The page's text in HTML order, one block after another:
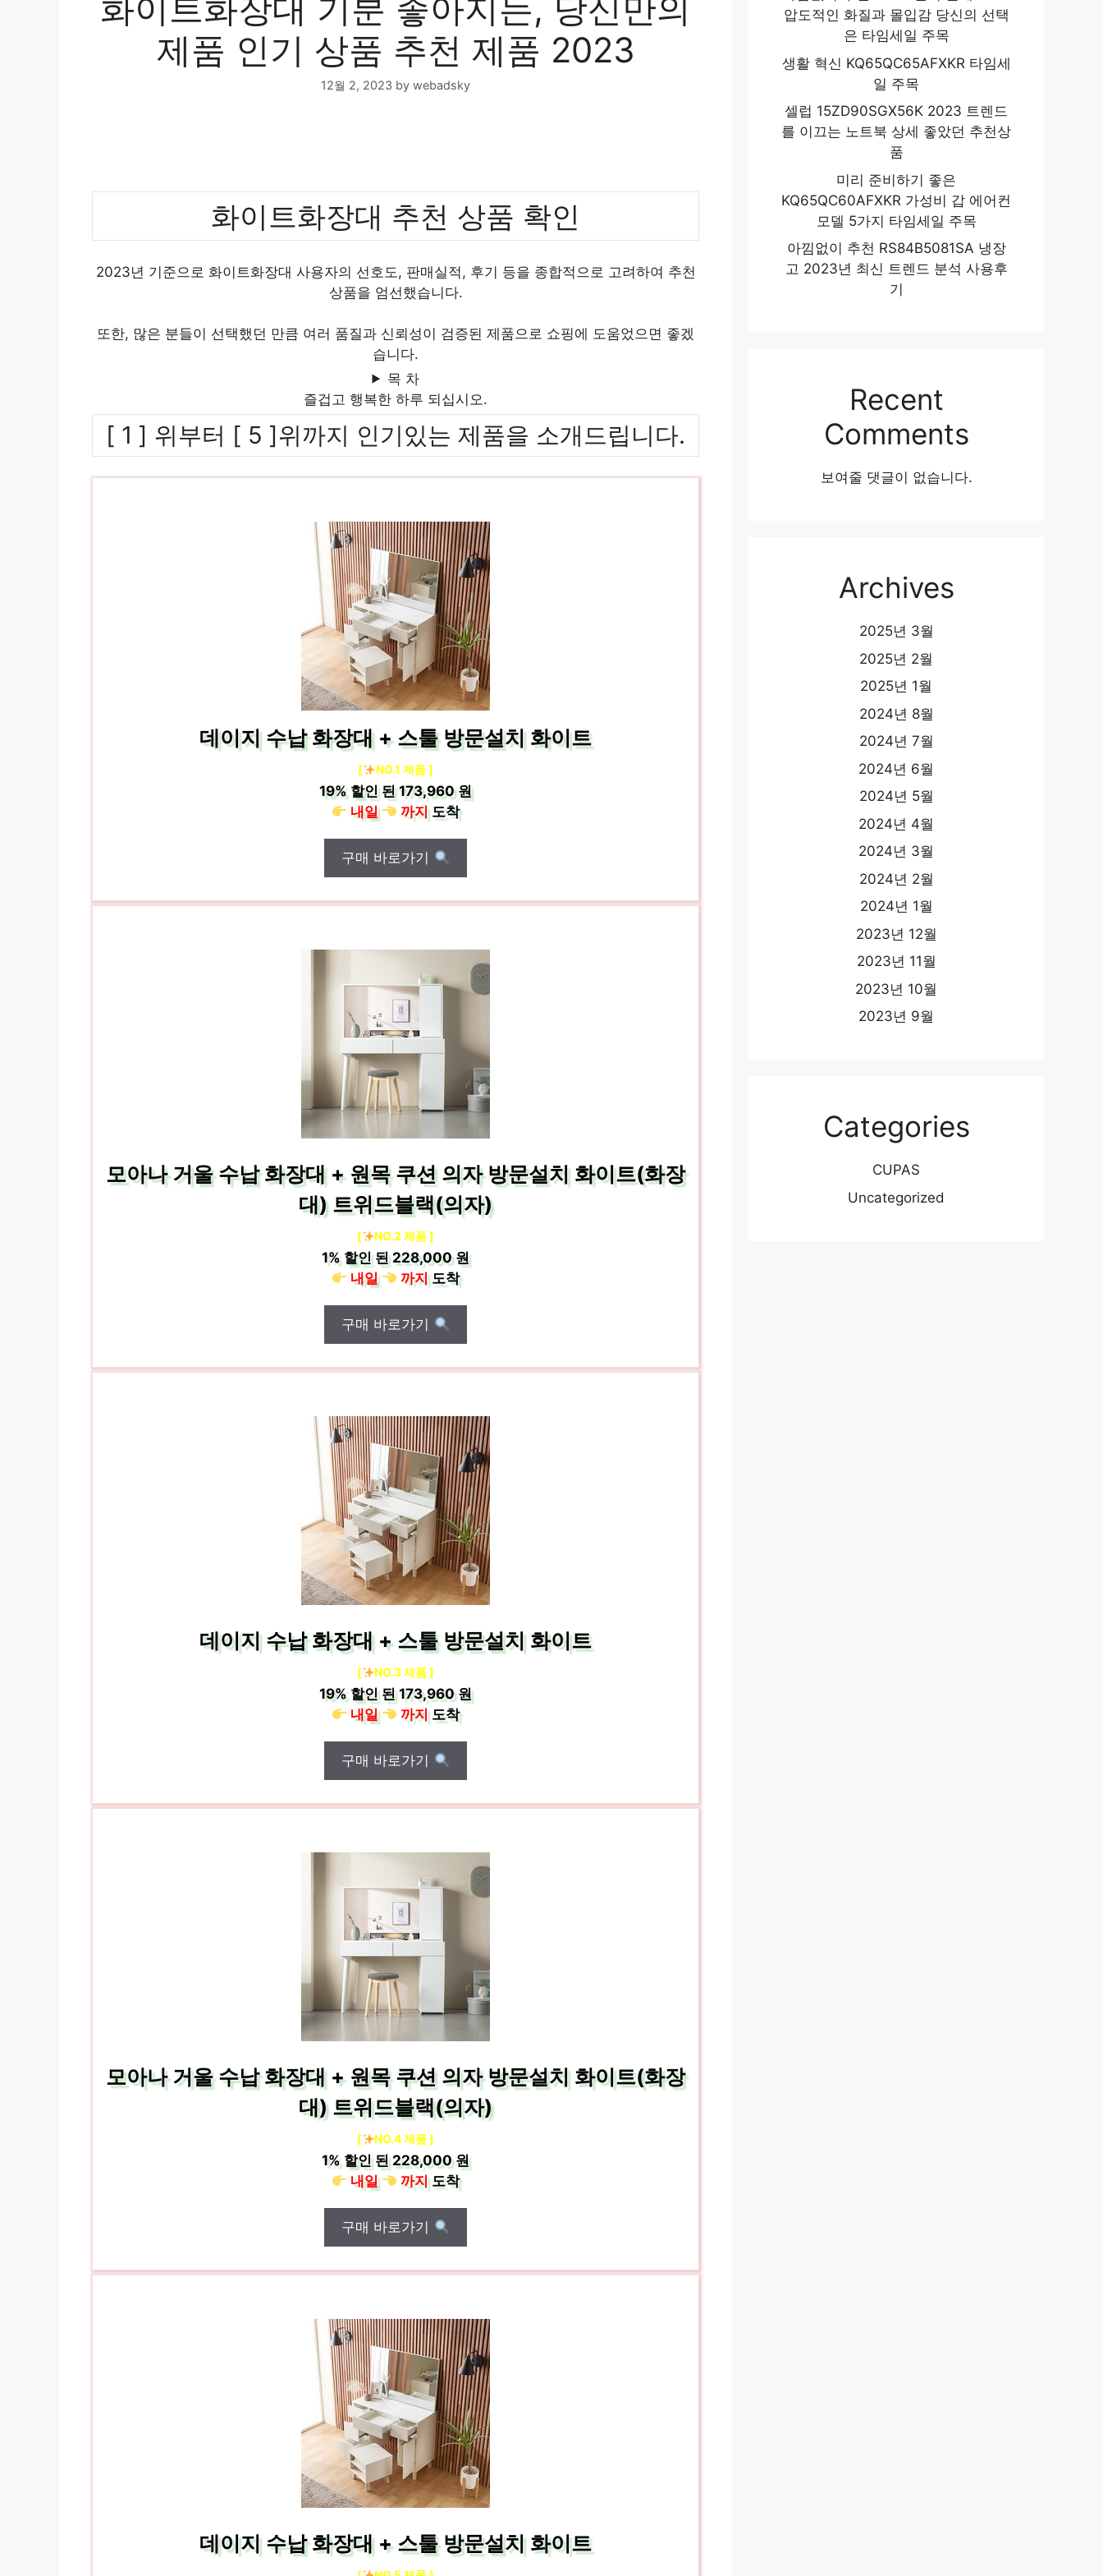
화이트화장대 기분 좋아지는, 당신만의
제품 인기 상품 추천 제품 2023
12월 2, 2023 by webadsky
화이트화장대 추천 상품 확인
2023년 기준으로 화이트화장대 사용자의 선호도, 판매실적, 후기 등을 종합적으로 고려하여 추천
상품을 엄선했습니다.
또한, 많은 분들이 선택했던 만큼 여러 품질과 신뢰성이 검증된 제품으로 쇼핑에 도움었으면 좋겠
습니다.
목 차
즐겁고 행복한 하루 되십시오.
[ 1 ] 위부터 [ 5 ]위까지 인기있는 제품을 소개드립니다.
데이지 수납 화장대 + 스툴 방문설치 화이트
[ NO.1 제품 ]
19%할인 된173,960 원
내일
까지도착
구매 바로가기
모아나 거울 수납 화장대 + 원목 쿠션 의자 방문설치 화이트(화장
대) 트위드블랙(의자)
[ NO.2 제품 ]
1%할인 된228,000 원
내일
까지도착
구매 바로가기
데이지 수납 화장대 + 스툴 방문설치 화이트
[ NO.3 제품 ]
19%할인 된173,960 원
내일
까지도착
구매 바로가기
모아나 거울 수납 화장대 + 원목 쿠션 의자 방문설치 화이트(화장
대) 트위드블랙(의자)
[ NO.4 제품 ]
1%할인 된228,000 원
내일
까지도착
구매 바로가기
데이지 수납 화장대 + 스툴 방문설치 화이트
압도적인 화질과 몰입감 당신의 선택
은 타임세일 주목
생활 혁신 KQ65QC65AFXKR 타임세
일 주목
셀럽 15ZD90SGX56K 2023 트렌드
를 이끄는 노트북 상세 좋았던 추천상
품
미리 준비하기 좋은
KQ65QC60AFXKR 가성비 갑 에어컨
모델 5가지 타임세일 주목
아낌없이 추천 RS84B5081SA 냉장
고 2023년 최신 트렌드 분석 사용후
기
Recent
Comments
보여줄 댓글이 없습니다.
Archives
2025년 3월
2025년 2월
2025년 1월
2024년 8월
2024년 7월
2024년 6월
2024년 5월
2024년 4월
2024년 3월
2024년 2월
2024년 1월
2023년 12월
2023년 11월
2023년 10월
2023년 9월
Categories
CUPAS
Uncategorized